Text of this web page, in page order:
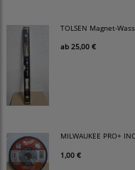
TOLSEN Magnet-
ab 25,00 €
MILWAUKEE PRO+
1,00 €